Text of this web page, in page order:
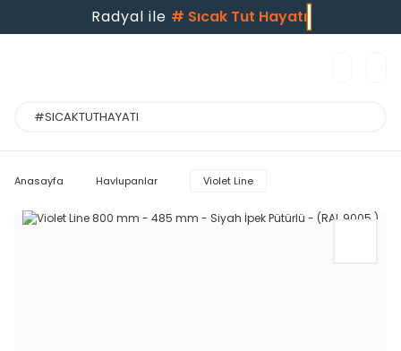
Radyal ile # Sıcak Tut Hayatı
Anasayfa Havlupanlar Violet Line